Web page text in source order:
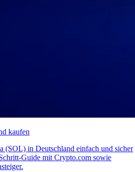
kaufen
(SOL) in Deutschland einfach und sicher
Guide mit Crypto.com sowie